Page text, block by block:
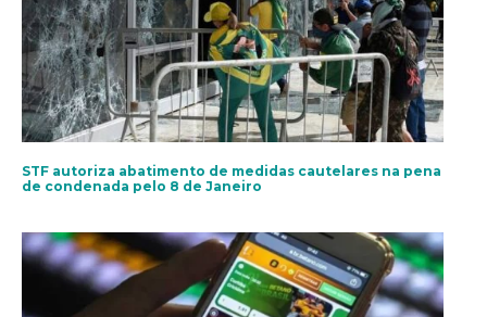
STF autoriza abatimento de medidas cautelares na pena
de condenada pelo 8 de Janeiro